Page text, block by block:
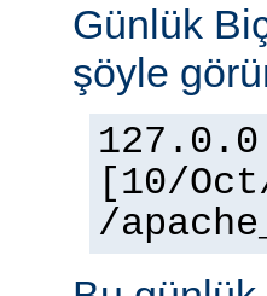
Günlük
şöyle
[10/
/